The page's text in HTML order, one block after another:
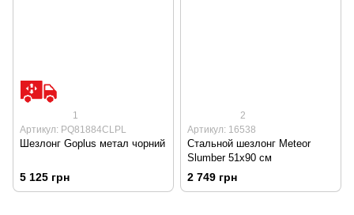
1
Артикул: PQ81884CLPL
Шезлонг Goplus метал чорний
5 125 грн
2
Артикул: 16538
Стальной шезлонг Meteor
Slumber 51x90 см
2 749 грн